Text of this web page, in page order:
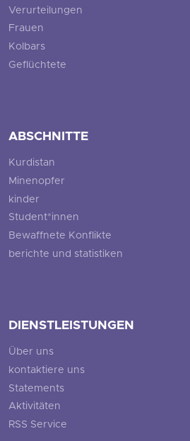
Verurteilungen
Frauen
Kolbars
Geflüchtete
ABSCHNITTE
Kurdistan
Minenopfer
kinder
Student*innen
Bewaffnete Konflikte
berichte und statistiken
DIENSTLEISTUNGEN
Über uns
kontaktiere uns
Statements
Aktivitäten
RSS Service